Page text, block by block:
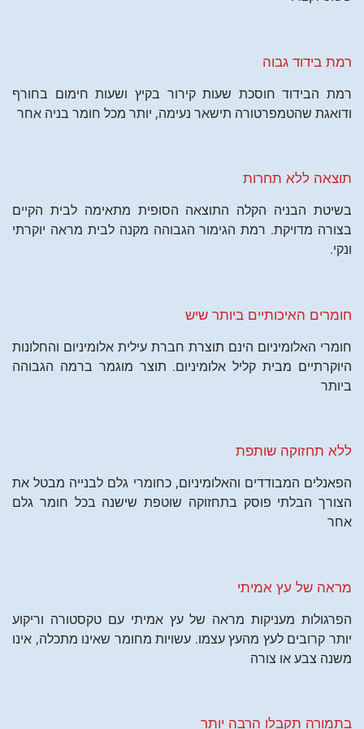
רמת בידוד גבוה
רמת הבידוד חוסכת שעות קירור בקיץ ושעות חימום בחורף
ודואגת שהטמפרטורה תישאר נעימה, יותר מכל חומר בניה אחר
תוצאה ללא תחרות
בשיטת הבניה הקלה התוצאה הסופית מתאימה לבית הקיים
בצורה מדויקת. רמת הגימור הגבוהה מקנה לבית מראה יוקרתי
ונקי.
חומרים האיכותיים ביותר שיש
חומרי האלומיניום הינם תוצרת חברת עילית אלומיניום והחלונות
היוקרתיים מבית קליל אלומיניום. תוצר מוגמר ברמה הגבוהה
ביותר
ללא תחזוקה שותפת
הפאנלים המבודדים והאלומיניום, כחומרי גלם לבנייה מבטל את
הצורך הבלתי פוסק בתחזוקה שוטפת שישנה בכל חומר גלם
אחר
מראה של עץ אמיתי
הפרגולות מעניקות מראה של עץ אמיתי עם טקסטורה וריקוע
יותר קרובים לעץ מהעץ עצמו. עשויות מחומר שאינו מתכלה, אינו
משנה צבע או צורה
בתמורה תקבלו הרבה יותר